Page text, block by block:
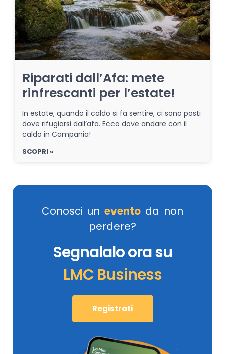
Riparati dall’Afa: mete
rinfrescanti per l’estate!
In estate, quando il caldo si fa sentire, ci sono posti
dove rifugiarsi dall’afa. Ecco dove andare con il
caldo in Campania!
SCOPRI »
Conosci un evento da non
perdere?
Segnalalo ora su
LMC Business
Registrati